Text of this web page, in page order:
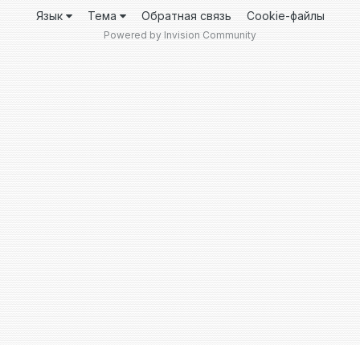
Язык Тема Обратная связь Cookie-файлы
Powered by Invision Community